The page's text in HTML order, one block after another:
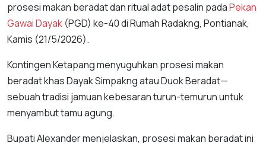
prosesi makan beradat dan ritual adat pesalin padaPekan
Gawai Dayak (PGD) ke-40 di Rumah Radakng, Pontianak,
Kamis (21/5/2026).
Kontingen Ketapang menyuguhkan prosesi makan
beradat khas Dayak Simpakng atau Duok Beradat—
sebuah tradisi jamuan kebesaran turun-temurun untuk
menyambut tamu agung.
Bupati Alexander menjelaskan, prosesi makan beradat ini